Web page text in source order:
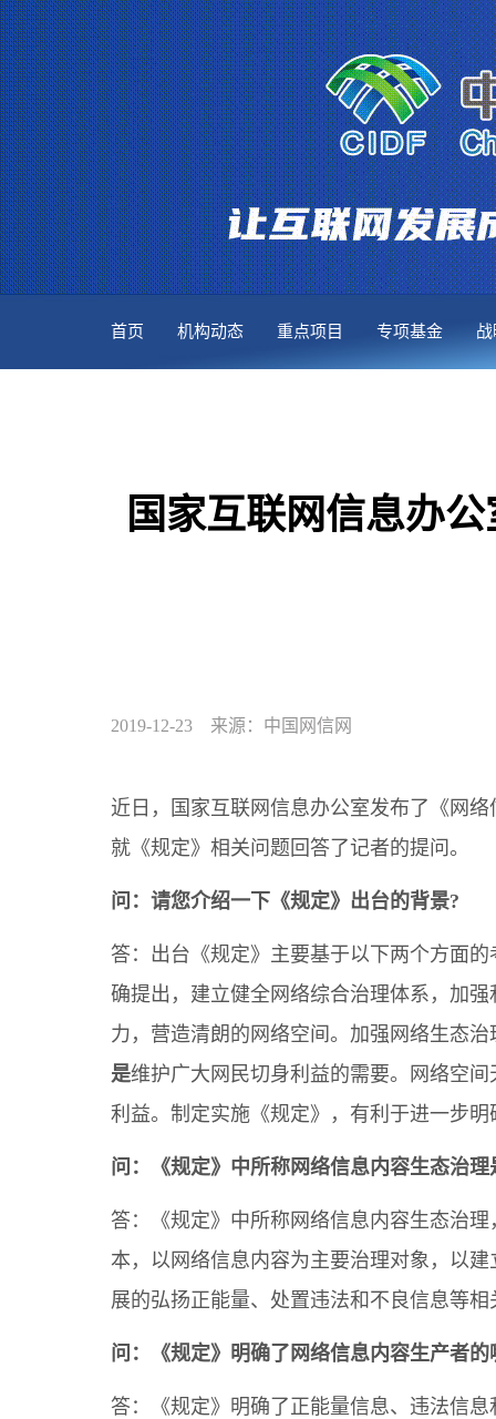
首页 机构动态 重点项目 专项基金
国家互联网信息办
2019-12-23 来源：中国网信网
近日，国家互联网信息办公室发布了《网
就《规定》相关问题回答了记者的提问。
问：请您介绍一下《规定》出台的背景?
答：出台《规定》主要基于以下两个方面的
确提出，建立健全网络综合治理体系，加
力，营造清朗的网络空间。加强网络生态
是维护广大网民切身利益的需要。网络空
利益。制定实施《规定》，有利于进一步
问：《规定》中所称网络信息内容生态治理
答：《规定》中所称网络信息内容生态治
本，以网络信息内容为主要治理对象，以
展的弘扬正能量、处置违法和不良信息等相
问：《规定》明确了网络信息内容生产者的
答：《规定》明确了正能量信息、违法信